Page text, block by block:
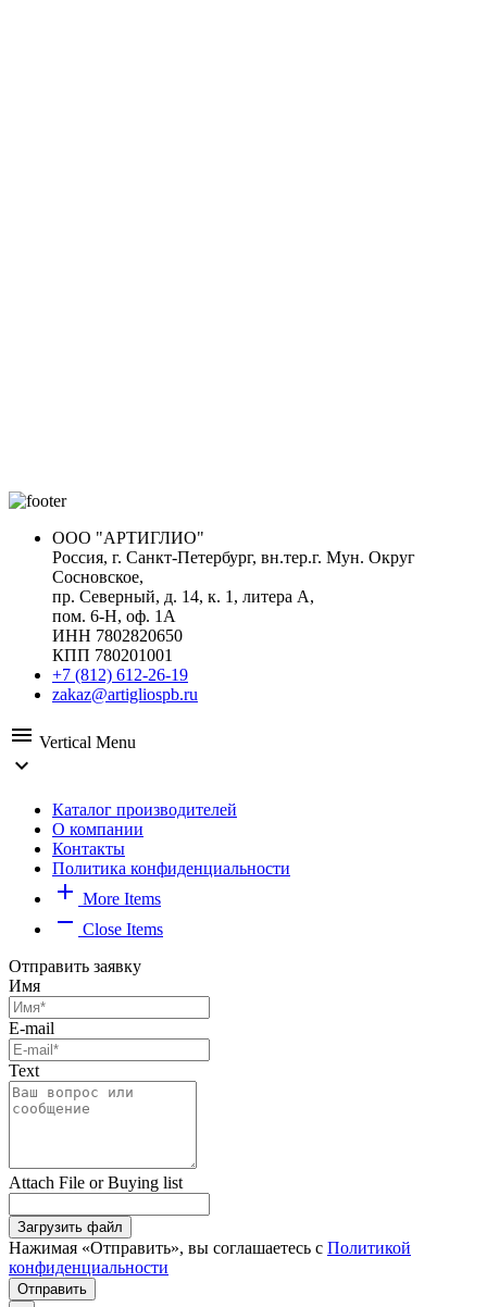
ООО "АРТИГЛИО"
Россия, г. Санкт-Петербург, вн.тер.г. Мун. Округ
Сосновское,
пр. Северный, д. 14, к. 1, литера А,
пом. 6-Н, оф. 1А
ИНН 7802820650
КПП 780201001
+7 (812) 612-26-19
zakaz@artigliospb.ru
menu Vertical Menu
expand_more
Каталог производителей
О компании
Контакты
Политика конфиденциальности
add More Items
remove Close Items
Отправить заявку
Имя
E-mail
Text
Attach File or Buying list
Загрузить файл
Нажимая «Отправить», вы соглашаетесь с Политикой
конфиденциальности
Отправить